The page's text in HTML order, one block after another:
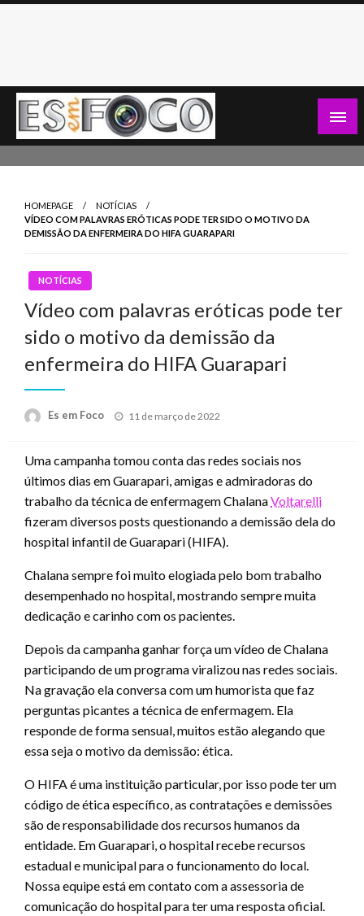
Skip
HOMEPAGE
NOTÍCIAS
VÍDEO COM PALAVRAS ERÓTICAS PODE TER SIDO O MOTIVO DA
DEMISSÃO DA ENFERMEIRA DO HIFA GUARAPARI
NOTÍCIAS
Vídeo com palavras eróticas pode ter
sido o motivo da demissão da
enfermeira do HIFA Guarapari
Es em Foco
Posted
11 de março de 2022
Uma campanha tomou conta das redes sociais nos
últimos dias em Guarapari, amigas e admiradoras do
trabalho da técnica de enfermagem ChalanaVoltarelli
fizeram diversos posts questionando a demissão dela do
hospital infantil de Guarapari (HIFA).
Chalana sempre foi muito elogiada pelo bom trabalho
desempenhado no hospital, mostrando sempre muita
dedicação e carinho com os pacientes.
Depois da campanha ganhar força um vídeo de Chalana
participando de um programa viralizou nas redes sociais.
Na gravação ela conversa com um humorista que faz
perguntas picantes a técnica de enfermagem. Ela
responde de forma sensual, muitos estão alegando que
essa seja o motivo da demissão: ética.
O HIFA é uma instituição particular, por isso pode ter um
código de ética específico, as contratações e demissões
são de responsabilidade dos recursos humanos da
entidade. Em Guarapari, o hospital recebe recursos
estadual e municipal para o funcionamento do local.
Nossa equipe está em contato com a assessoria de
comunicação do hospital para ter uma resposta oficial.